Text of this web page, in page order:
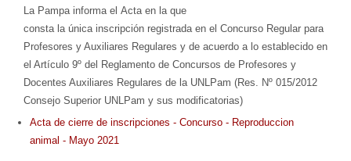
La Pampa informa el Acta en la que
consta la única inscripción registrada en el Concurso Regular para
Profesores y Auxiliares Regulares y de acuerdo a lo establecido en
el Artículo 9º del Reglamento de Concursos de Profesores y
Docentes Auxiliares Regulares de la UNLPam (Res. Nº 015/2012
Consejo Superior UNLPam y sus modificatorias)
Acta de cierre de inscripciones - Concurso - Reproduccion
animal - Mayo 2021